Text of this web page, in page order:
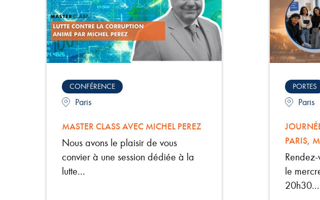
CONFÉRENCE
Paris
MASTER CLASS AVEC MICHEL PEREZ
Nous avons le plaisir de vous
convier à une session dédiée à la
lutte...
PORTES
Paris
PARIS,
le
20h30...